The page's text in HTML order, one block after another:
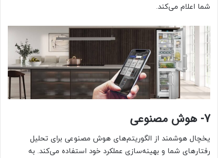
شما اعلام می‌کند.
7- هوش مصنوعی
یخچال هوشمند از الگوریتم‌های هوش مصنوعی برای تحلیل
رفتارهای شما و بهینه‌سازی عملکرد خود استفاده می‌کند. به